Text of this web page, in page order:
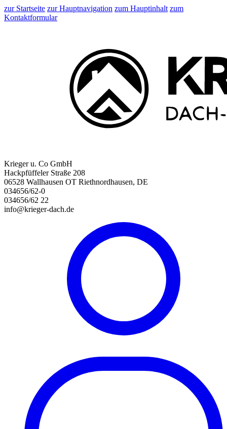
zur Startseite zur Hauptnavigation zum Hauptinhalt zum
Kontaktformular
Krieger u. Co GmbH
Hackpfüffeler Straße 208
06528 Wallhausen OT Riethnordhausen, DE
034656/62-0
034656/62 22
info@krieger-dach.de